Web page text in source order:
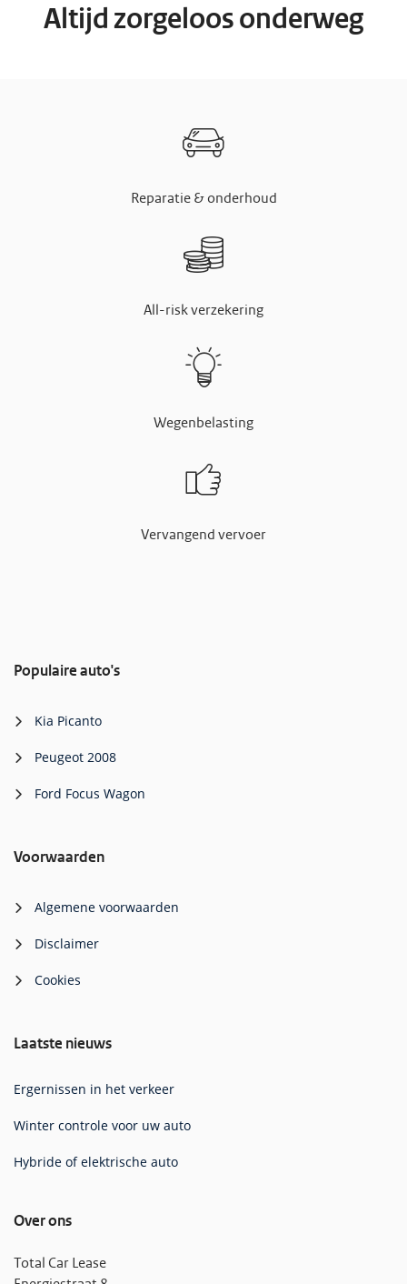
Altijd zorgeloos onderweg
Reparatie & onderhoud
All-risk verzekering
Wegenbelasting
Vervangend vervoer
Populaire auto's
Kia Picanto
Peugeot 2008
Ford Focus Wagon
Voorwaarden
Algemene voorwaarden
Disclaimer
Cookies
Laatste nieuws
Ergernissen in het verkeer
Winter controle voor uw auto
Hybride of elektrische auto
Over ons
Total Car Lease